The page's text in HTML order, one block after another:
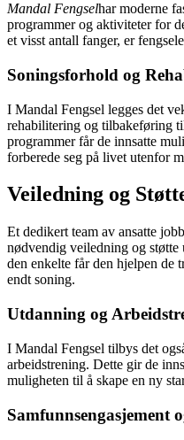
Mandal Fengselhar moderne
programmer og aktiviteter for
et visst antall fanger, er
Soningsforhold og
I Mandal Fengsel legges det
rehabilitering og tilbakeføring
programmer får de innsatte
forberede seg på livet utenfor
Veiledning og
Et dedikert team av ansatte
nødvendig veiledning og støtte
den enkelte får den hjelpen de
endt soning.
Utdanning og
I Mandal Fengsel tilbys det
arbeidstrening. Dette gir de
muligheten til å skape en ny
Samfunnsengasjement